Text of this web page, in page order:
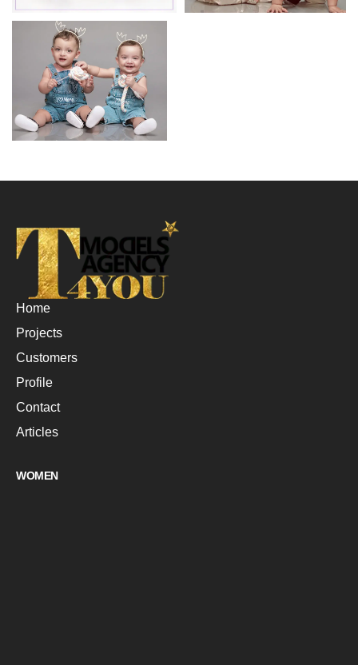
Home
Projects
Customers
Profile
Contact
Articles
WOMEN